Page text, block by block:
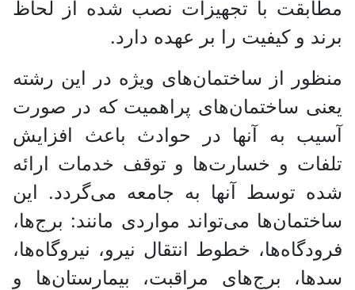
مطابقت با تجهیزات نصب شده از لحاظ
برند و کیفیت را بر عهده دارد.
منظور از ساختمان‌های ویژه در این رشته
یعنی ساختمان‌های پراهمیت که در صورت
آسیب به آنها در حوادث باعث افزایش
تلفات و خسارت‌ها و توقف خدمات ارائه
شده توسط آنها به جامعه می‌گردد. این
ساختمان‌ها می‌تواند مواردی مانند: برج‌ها،
فرودگاه‌ها، خطوط انتقال نیرو، نیروگاه‌ها،
سدها، برج‌های مراقبت، بیمارستان‌ها و